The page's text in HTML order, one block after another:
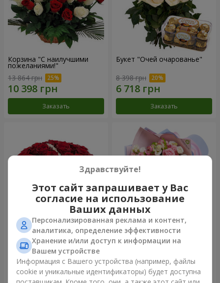
Корзина "С наилучшими
пожеланиями!"
13 864 грн
Заказать
Букет "Очей очарованье"
8 398 грн
Заказать
Корзина "51 алая роза"
14 170 грн
Заказать
Букет "Сказка моей жизни"
Заказать
Здравствуйте!
Этот сайт запрашивает у Вас
согласие на использование
Ваших данных
Персонализированная реклама и контент,
аналитика, определение эффективности
Хранение и/или доступ к информации на
Вашем устройстве
Информация с Вашего устройства (например, файлы
cookie и уникальные идентификаторы) будет доступна